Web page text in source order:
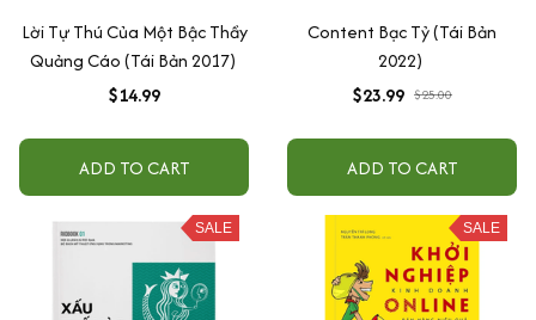
Lời Tự Thú Của Một Bậc Thầy
Quảng Cáo (Tái Bản 2017)
$14.99
ADD TO CART
Content Bạc Tỷ (Tái Bản
2022)
$23.99 $25.00
ADD TO CART
SALE SALE